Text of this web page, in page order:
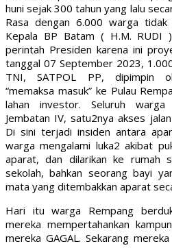
huni sejak 300 tahun yang lalu
Rasa dengan 6.000 warga
Kepala BP Batam ( H.M. RUDI
perintah Presiden karena ini
tanggal 07 September 2023,
TNI, SATPOL PP, dipimpin
“memaksa masuk” ke Pulau
lahan investor. Seluruh
Jembatan IV, satu2nya akses
Di sini terjadi insiden antara
warga mengalami luka2 akibat
aparat, dan dilarikan ke rumah
sekolah, bahkan seorang bayi
mata yang ditembakkan aparat
Hari itu warga Rempang
mereka mempertahankan
mereka GAGAL. Sekarang